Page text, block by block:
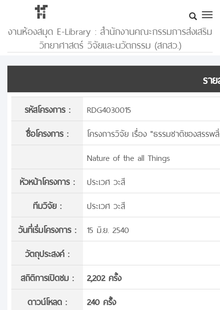
งานห้องสมุด E-Library : สำนักงานคณะกรรมการส่งเสริม
วิทยาศาสตร์ วิจัยและนวัตกรรม (สกสว.)
รา
รหัสโครงการ :
RDG4030015
ชื่อโครงการ :
โครงการวิจัย เรื่อง "ธรรมชาติของสรรพ
Nature of the all Things
หัวหน้าโครงการ :
ประเวศ วะสี
ทีมวิจัย :
ประเวศ วะสี
วันที่เริ่มโครงการ :
15 มิ.ย. 2540
วัตถุประสงค์ :
สถิติการเปิดชม :
2,202 ครั้ง
ดาวน์โหลด :
240 ครั้้ง